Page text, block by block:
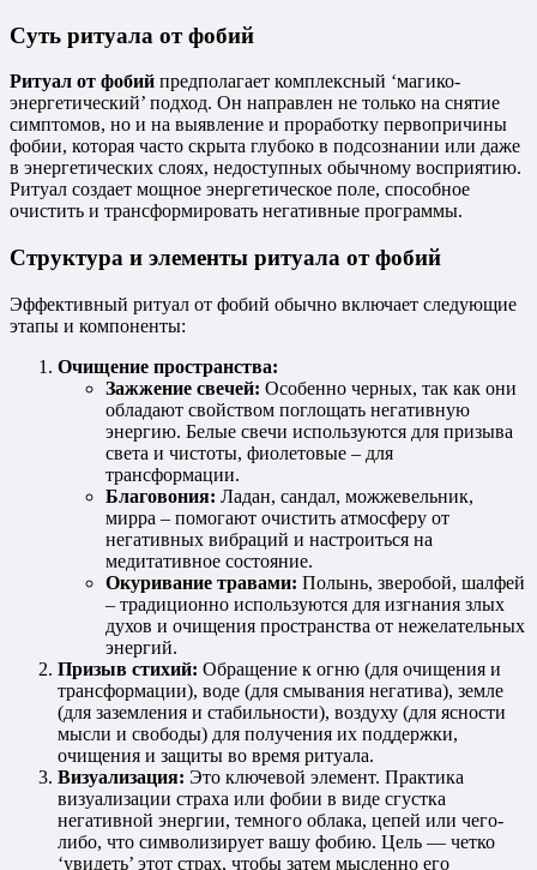
Суть ритуала от фобий
Ритуал от фобий предполагает комплексный ‘магико-
энергетический’ подход. Он направлен не только на снятие
симптомов, но и на выявление и проработку первопричины
фобии, которая часто скрыта глубоко в подсознании или даже
в энергетических слоях, недоступных обычному восприятию.
Ритуал создает мощное энергетическое поле, способное
очистить и трансформировать негативные программы.
Структура и элементы ритуала от фобий
Эффективный ритуал от фобий обычно включает следующие
этапы и компоненты:
Очищение пространства:
Зажжение свечей: Особенно черных, так как они
обладают свойством поглощать негативную
энергию. Белые свечи используются для призыва
света и чистоты, фиолетовые – для
трансформации.
Благовония: Ладан, сандал, можжевельник,
мирра – помогают очистить атмосферу от
негативных вибраций и настроиться на
медитативное состояние.
Окуривание травами: Полынь, зверобой, шалфей
– традиционно используются для изгнания злых
духов и очищения пространства от нежелательных
энергий.
Призыв стихий: Обращение к огню (для очищения и
трансформации), воде (для смывания негатива), земле
(для заземления и стабильности), воздуху (для ясности
мысли и свободы) для получения их поддержки,
очищения и защиты во время ритуала.
Визуализация: Это ключевой элемент. Практика
визуализации страха или фобии в виде сгустка
негативной энергии, темного облака, цепей или чего-
либо, что символизирует вашу фобию. Цель — четко
‘увидеть’ этот страх, чтобы затем мысленно его